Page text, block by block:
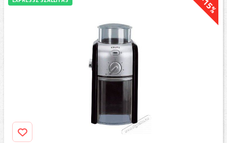
-15%